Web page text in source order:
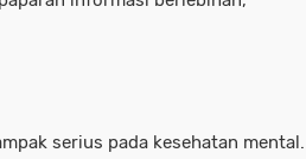
serius pada kesehatan mental.